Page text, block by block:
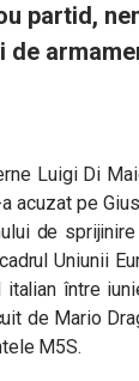
partid,
de
Luigi Di
acuzat pe
de
Uniunii
italian între
de Mario
M5S.